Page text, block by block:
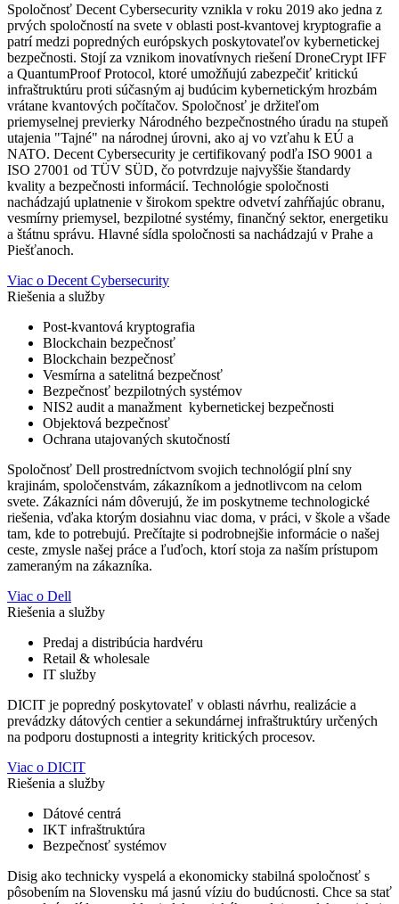
Spoločnosť Decent Cybersecurity vznikla v roku 2019 ako jedna z
prvých spoločností na svete v oblasti post-kvantovej kryptografie a
patrí medzi popredných európskych poskytovateľov kybernetickej
bezpečnosti. Stojí za vznikom inovatívnych riešení DroneCrypt IFF
a QuantumProof Protocol, ktoré umožňujú zabezpečiť kritickú
infraštruktúru proti súčasným aj budúcim kybernetickým hrozbám
vrátane kvantových počítačov. Spoločnosť je držiteľom
priemyselnej previerky Národného bezpečnostného úradu na stupeň
utajenia "Tajné" na národnej úrovni, ako aj vo vzťahu k EÚ a
NATO. Decent Cybersecurity je certifikovaný podľa ISO 9001 a
ISO 27001 od TÜV SÜD, čo potvrdzuje najvyššie štandardy
kvality a bezpečnosti informácií. Technológie spoločnosti
nachádzajú uplatnenie v širokom spektre odvetví zahŕňajúc obranu,
vesmírny priemysel, bezpilotné systémy, finančný sektor, energetiku
a štátnu správu. Hlavné sídla spoločnosti sa nachádzajú v Prahe a
Piešťanoch.
Viac o Decent Cybersecurity
Riešenia a služby
Post-kvantová kryptografia
Blockchain bezpečnosť
Blockchain bezpečnosť
Vesmírna a satelitná bezpečnosť
Bezpečnosť bezpilotných systémov
NIS2 audit a manažment kybernetickej bezpečnosti
Objektová bezpečnosť
Ochrana utajovaných skutočností
Spoločnosť Dell prostredníctvom svojich technológií plní sny
krajinám, spoločenstvám, zákazníkom a jednotlivcom na celom
svete. Zákazníci nám dôverujú, že im poskytneme technologické
riešenia, vďaka ktorým dosiahnu viac doma, v práci, v škole a všade
tam, kde to potrebujú. Prečítajte si podrobnejšie informácie o našej
ceste, zmysle našej práce a ľuďoch, ktorí stoja za naším prístupom
zameraným na zákazníka.
Viac o Dell
Riešenia a služby
Predaj a distribúcia hardvéru
Retail & wholesale
IT služby
DICIT je popredný poskytovateľ v oblasti návrhu, realizácie a
prevádzky dátových centier a sekundárnej infraštruktúry určených
na podporu dostupnosti a integrity kritických procesov.
Viac o DICIT
Riešenia a služby
Dátové centrá
IKT infraštruktúra
Bezpečnosť systémov
Disig ako technicky vyspelá a ekonomicky stabilná spoločnosť s
pôsobením na Slovensku má jasnú víziu do budúcnosti. Chce sa stať